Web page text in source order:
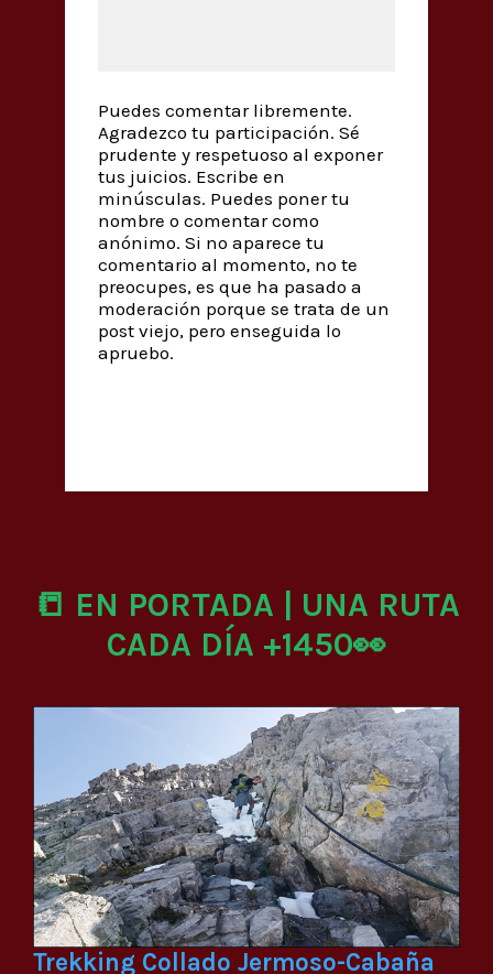
Puedes comentar libremente.
Agradezco tu participación. Sé
prudente y respetuoso al exponer
tus juicios. Escribe en
minúsculas. Puedes poner tu
nombre o comentar como
anónimo. Si no aparece tu
comentario al momento, no te
preocupes, es que ha pasado a
moderación porque se trata de un
post viejo, pero enseguida lo
apruebo.
📒 EN PORTADA | UNA RUTA
CADA DÍA +1450👀
Trekking Collado Jermoso-Cabaña